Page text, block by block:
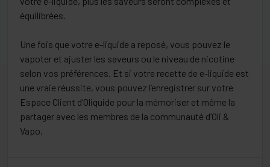
équilibrées.
Une fois que votre e-liquide a reposé, vous pouvez le
vapoter et ajuster les saveurs ou le niveau de nicotine
selon vos préférences. Et si votre recette de e-liquide est
une vraie réussite, vous pouvez l’enregistrer sur votre
Espace Client d’Oliquide pour la mémoriser et même la
partager avec les membres de la communauté d’Oli &
Vapo.